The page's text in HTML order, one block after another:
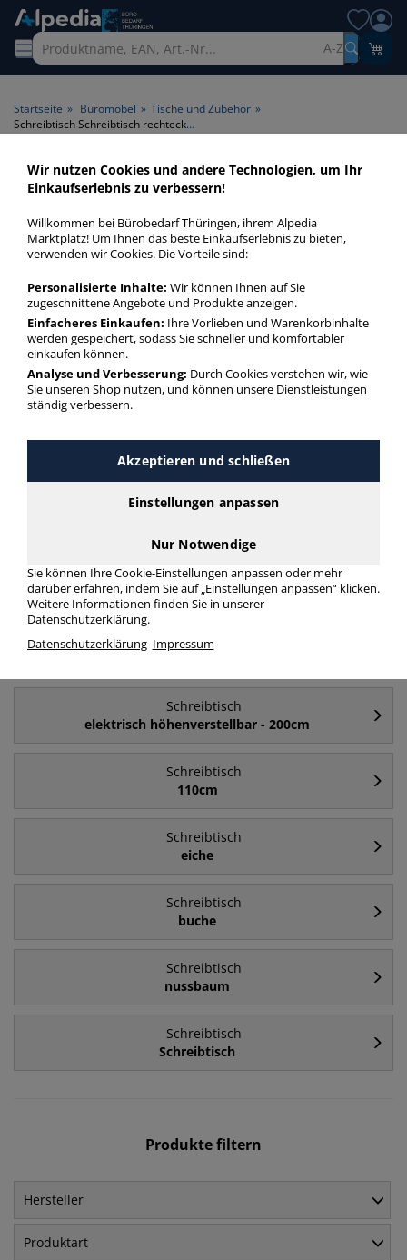
A-Z
Startseite » Büromöbel » Tische und Zubehör »
Schreibtisch Schreibtisch rechteckig buche
Schreibtisch Schreibtisch
rechteckig buche >
Produktart Schreibtisch >
Tischplattenform rechteckig >
Tischplattenfarbe buche
Schreibtisch buche rechteckig Schreibtisch in bester Qualität
zum günstigen Preis. Finden Sie schnell Schreibtisch buche
rechteckig Schreibtisch mit unserer Filter-Funktion.
mehr Infos zur Kategorie
Schreibtisch
180cm
Schreibtisch
Schreibtisch
elektrisch höhenverstellbar - 200cm
Schreibtisch
110cm
Schreibtisch
eiche
Schreibtisch
buche
Schreibtisch
nussbaum
Schreibtisch
Schreibtisch
Produkte filtern
Hersteller
Produktart
Wir nutzen Cookies und andere Technologien, um Ihr
Einkaufserlebnis zu verbessern!
Willkommen bei Bürobedarf Thüringen, ihrem Alpedia
Marktplatz! Um Ihnen das beste Einkaufserlebnis zu bieten,
verwenden wir Cookies. Die Vorteile sind:
Personalisierte Inhalte: Wir können Ihnen auf Sie
zugeschnittene Angebote und Produkte anzeigen.
Einfacheres Einkaufen: Ihre Vorlieben und Warenkorbinhalte
werden gespeichert, sodass Sie schneller und komfortabler
einkaufen können.
Analyse und Verbesserung: Durch Cookies verstehen wir, wie
Sie unseren Shop nutzen, und können unsere Dienstleistungen
ständig verbessern.
Akzeptieren und schließen
Einstellungen anpassen
Nur Notwendige
Sie können Ihre Cookie-Einstellungen anpassen oder mehr
darüber erfahren, indem Sie auf „Einstellungen anpassen“ klicken.
Weitere Informationen finden Sie in unserer
Datenschutzerklärung.
Datenschutzerklärung Impressum